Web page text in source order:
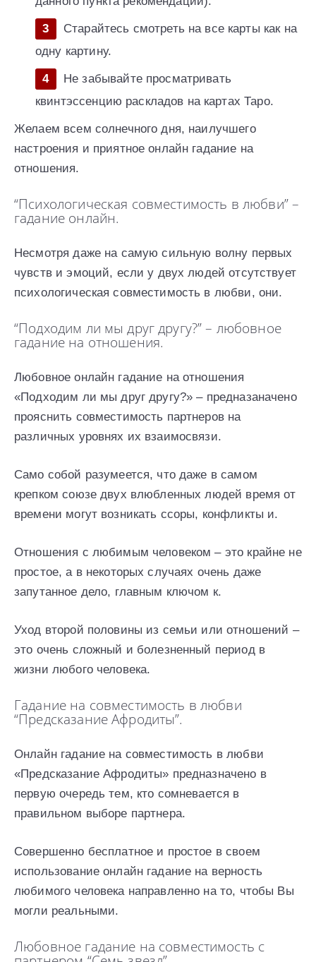
Старайтесь смотреть на все карты как на
одну картину.
Не забывайте просматривать
квинтэссенцию раскладов на картах Таро.
Желаем всем солнечного дня, наилучшего
настроения и приятное онлайн гадание на
отношения.
“Психологическая совместимость в любви” –
гадание онлайн.
Несмотря даже на самую сильную волну первых
чувств и эмоций, если у двух людей отсутствует
психологическая совместимость в любви, они.
“Подходим ли мы друг другу?” – любовное
гадание на отношения.
Любовное онлайн гадание на отношения
«Подходим ли мы друг другу?» – предназаначено
прояснить совместимость партнеров на
различных уровнях их взаимосвязи.
Само собой разумеется, что даже в самом
крепком союзе двух влюбленных людей время от
времени могут возникать ссоры, конфликты и.
Отношения с любимым человеком – это крайне не
простое, а в некоторых случаях очень даже
запутанное дело, главным ключом к.
Уход второй половины из семьи или отношений –
это очень сложный и болезненный период в
жизни любого человека.
Гадание на совместимость в любви
“Предсказание Афродиты”.
Онлайн гадание на совместимость в любви
«Предсказание Афродиты» предназначено в
первую очередь тем, кто сомневается в
правильном выборе партнера.
Совершенно бесплатное и простое в своем
использование онлайн гадание на верность
любимого человека направленно на то, чтобы Вы
могли реальными.
Любовное гадание на совместимость с